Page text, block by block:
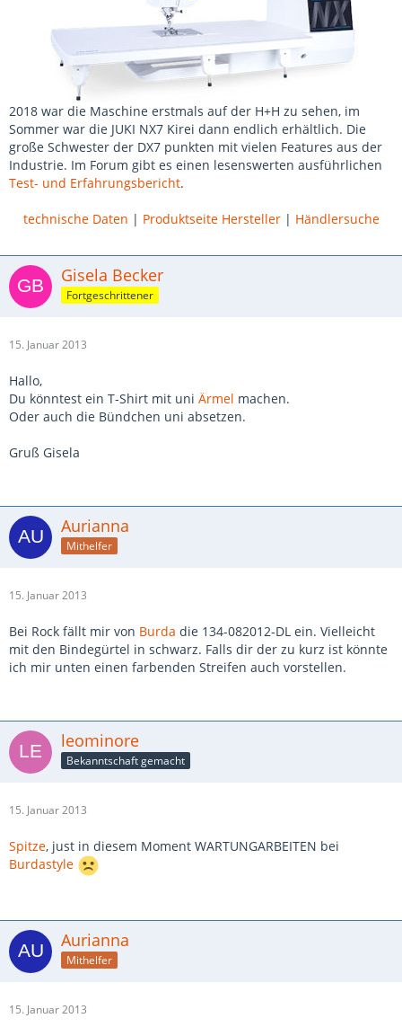
2018 war die Maschine erstmals auf der H+H zu sehen, im
Sommer war die JUKI NX7 Kirei dann endlich erhältlich. Die
große Schwester der DX7 punkten mit vielen Features aus der
Industrie. Im Forum gibt es einen lesenswerten ausführlichen
Test- und Erfahrungsbericht.
technische Daten | Produktseite Hersteller| Händlersuche
Gisela Becker
Fortgeschrittener
15. Januar 2013
Hallo,
Du könntest ein T-Shirt mit uni Ärmel machen.
Oder auch die Bündchen uni absetzen.
Gruß Gisela
Aurianna
Mithelfer
15. Januar 2013
Bei Rock fällt mir von Burda die 134-082012-DL ein. Vielleicht
mit den Bindegürtel in schwarz. Falls dir der zu kurz ist könnte
ich mir unten einen farbenden Streifen auch vorstellen.
leominore
Bekanntschaft gemacht
15. Januar 2013
Spitze, just in diesem Moment WARTUNGARBEITEN bei
Burdastyle
Aurianna
Mithelfer
15. Januar 2013